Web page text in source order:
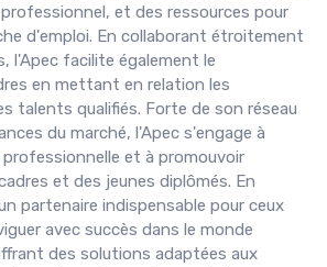
et des ressources pour
d'emploi. En collaborant étroitement
l'Apec facilite également le
en mettant en relation les
talents qualifiés. Forte de son réseau
du marché, l'Apec s'engage à
et à promouvoir
et des jeunes diplômés. En
partenaire indispensable pour ceux
avec succès dans le monde
des solutions adaptées aux